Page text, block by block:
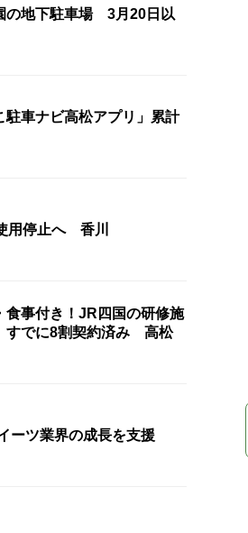
の地下駐車場 3月20日以
駐車ナビ高松アプリ」累計
用停止へ 香川
食事付き！JR四国の研修施
すでに8割契約済み 高松
ーツ業界の成長を支援